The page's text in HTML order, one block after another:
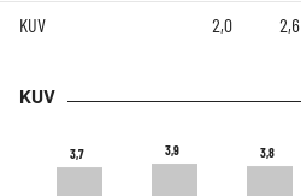
KUV 2,0 2,6
KUV
3,7
3,7 3,9
3,9 3,8
3,8